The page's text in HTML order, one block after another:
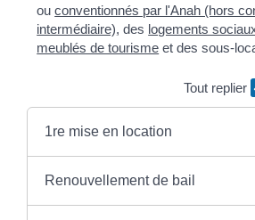
ouconventionnés par l'Anah (hors
intermédiaire), des logements
meublés de tourisme et des sous-
Tout replier
1re mise en location
Renouvellement de bail